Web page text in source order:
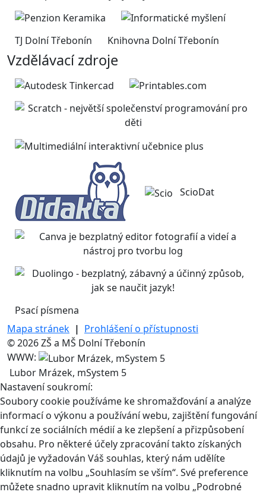
TJ Dolní Třebonín Knihovna Dolní Třebonín
Vzdělávací zdroje
ScioDat
Psací písmena
Mapa stránek | Prohlášení o přístupnosti
© 2026 ZŠ a MŠ Dolní Třebonín
WWW:
Lubor Mrázek, mSystem 5
Nastavení soukromí:
Soubory cookie používáme ke shromažďování a analýze
informací o výkonu a používání webu, zajištění fungování
funkcí ze sociálních médií a ke zlepšení a přizpůsobení
obsahu. Pro některé účely zpracování takto získaných
údajů je vyžadován Váš souhlas, který nám udělíte
kliknutím na volbu „Souhlasím se vším“. Své preference
můžete snadno upravit kliknutím na volbu „Podrobné